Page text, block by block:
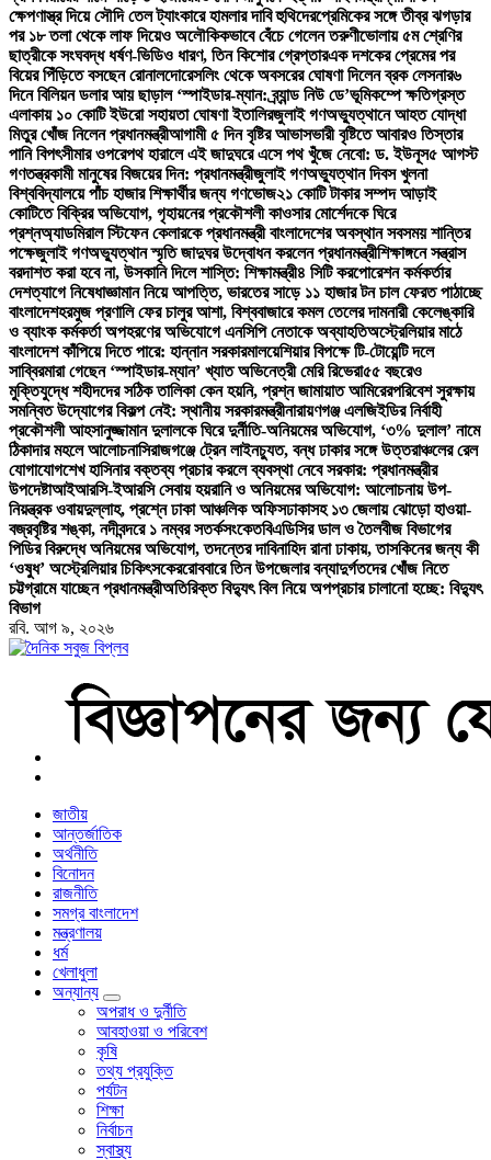
ক্ষেপণাস্ত্র দিয়ে সৌদি তেল ট্যাংকারে হামলার দাবি হুথিদেরপ্রেমিকের সঙ্গে তীব্র ঝগড়ার
পর ১৮ তলা থেকে লাফ দিয়েও অলৌকিকভাবে বেঁচে গেলেন তরুণীভোলায় ৫ম শ্রেণির
ছাত্রীকে সংঘবদ্ধ ধর্ষণ-ভিডিও ধারণ, তিন কিশোর গ্রেপ্তারএক দশকের প্রেমের পর
বিয়ের পিঁড়িতে বসছেন রোনালদোরেসলিং থেকে অবসরের ঘোষণা দিলেন ব্রক লেসনার৬
দিনে বিলিয়ন ডলার আয় ছাড়াল ‘স্পাইডার-ম্যান: ব্র্যান্ড নিউ ডে’ভূমিকম্পে ক্ষতিগ্রস্ত
এলাকায় ১০ কোটি ইউরো সহায়তা ঘোষণা ইতালিরজুলাই গণঅভ্যুত্থানে আহত যোদ্ধা
মিতুর খোঁজ নিলেন প্রধানমন্ত্রীআগামী ৫ দিন বৃষ্টির আভাসভারী বৃষ্টিতে আবারও তিস্তার
পানি বিপৎসীমার ওপরেপথ হারালে এই জাদুঘরে এসে পথ খুঁজে নেবো: ড. ইউনূস৫ আগস্ট
গণতন্ত্রকামী মানুষের বিজয়ের দিন: প্রধানমন্ত্রীজুলাই গণঅভ্যুত্থান দিবস খুলনা
বিশ্ববিদ্যালয়ে পাঁচ হাজার শিক্ষার্থীর জন্য গণভোজ২১ কোটি টাকার সম্পদ আড়াই
কোটিতে বিক্রির অভিযোগ, গৃহায়নের প্রকৌশলী কাওসার মোর্শেদকে ঘিরে
প্রশ্নঅ্যাডমিরাল স্টিফেন কেলারকে প্রধানমন্ত্রী বাংলাদেশের অবস্থান সবসময় শান্তির
পক্ষেজুলাই গণঅভ্যুত্থান স্মৃতি জাদুঘর উদ্বোধন করলেন প্রধানমন্ত্রীশিক্ষাঙ্গনে সন্ত্রাস
বরদাশত করা হবে না, উসকানি দিলে শাস্তি: শিক্ষামন্ত্রী৪ সিটি করপোরেশন কর্মকর্তার
দেশত্যাগে নিষেধাজ্ঞামান নিয়ে আপত্তি, ভারতের সাড়ে ১১ হাজার টন চাল ফেরত পাঠাচ্ছে
বাংলাদেশহরমুজ প্রণালি ফের চালুর আশা, বিশ্ববাজারে কমল তেলের দামনারী কেলেঙ্কারি
ও ব্যাংক কর্মকর্তা অপহরণের অভিযোগে এনসিপি নেতাকে অব্যাহতিঅস্ট্রেলিয়ার মাঠে
বাংলাদেশ কাঁপিয়ে দিতে পারে: হান্নান সরকারমালয়েশিয়ার বিপক্ষে টি-টোয়েন্টি দলে
সাব্বিরমারা গেছেন ‘স্পাইডার-ম্যান’ খ্যাত অভিনেত্রী মেরি রিভেরা৫৫ বছরেও
মুক্তিযুদ্ধে শহীদদের সঠিক তালিকা কেন হয়নি, প্রশ্ন জামায়াত আমিরেরপরিবেশ সুরক্ষায়
সমন্বিত উদ্যোগের বিকল্প নেই: স্থানীয় সরকারমন্ত্রীনারায়ণগঞ্জ এলজিইডির নির্বাহী
প্রকৌশলী আহসানুজ্জামান দুলালকে ঘিরে দুর্নীতি-অনিয়মের অভিযোগ, ‘৩% দুলাল’ নামে
ঠিকাদার মহলে আলোচনাসিরাজগঞ্জে ট্রেন লাইনচ্যুত, বন্ধ ঢাকার সঙ্গে উত্তরাঞ্চলের রেল
যোগাযোগশেখ হাসিনার বক্তব্য প্রচার করলে ব্যবস্থা নেবে সরকার: প্রধানমন্ত্রীর
উপদেষ্টাআইআরসি-ইআরসি সেবায় হয়রানি ও অনিয়মের অভিযোগ: আলোচনায় উপ-
নিয়ন্ত্রক ওবায়দুল্লাহ, প্রশ্নে ঢাকা আঞ্চলিক অফিসঢাকাসহ ১৩ জেলায় ঝোড়ো হাওয়া-
বজ্রবৃষ্টির শঙ্কা, নদীবন্দরে ১ নম্বর সতর্কসংকেতবিএডিসির ডাল ও তৈলবীজ বিভাগের
পিডির বিরুদ্ধে অনিয়মের অভিযোগ, তদন্তের দাবিনাহিদ রানা ঢাকায়, তাসকিনের জন্য কী
‘ওষুধ’ অস্ট্রেলিয়ার চিকিৎসকেররোববারে তিন উপজেলার বন্যাদুর্গতদের খোঁজ নিতে
চট্টগ্রামে যাচ্ছেন প্রধানমন্ত্রীঅতিরিক্ত বিদ্যুৎ বিল নিয়ে অপপ্রচার চালানো হচ্ছে: বিদ্যুৎ
বিভাগ
রবি. আগ ৯, ২০২৬
বাংলা নিউজ পেপার
জাতীয়
আন্তর্জাতিক
অর্থনীতি
বিনোদন
রাজনীতি
সমগ্র বাংলাদেশ
মন্ত্রণালয়
ধর্ম
খেলাধুলা
অন্যান্য
অপরাধ ও দুর্নীতি
আবহাওয়া ও পরিবেশ
কৃষি
তথ্য প্রযুক্তি
পর্যটন
শিক্ষা
নির্বাচন
স্বাস্থ্য